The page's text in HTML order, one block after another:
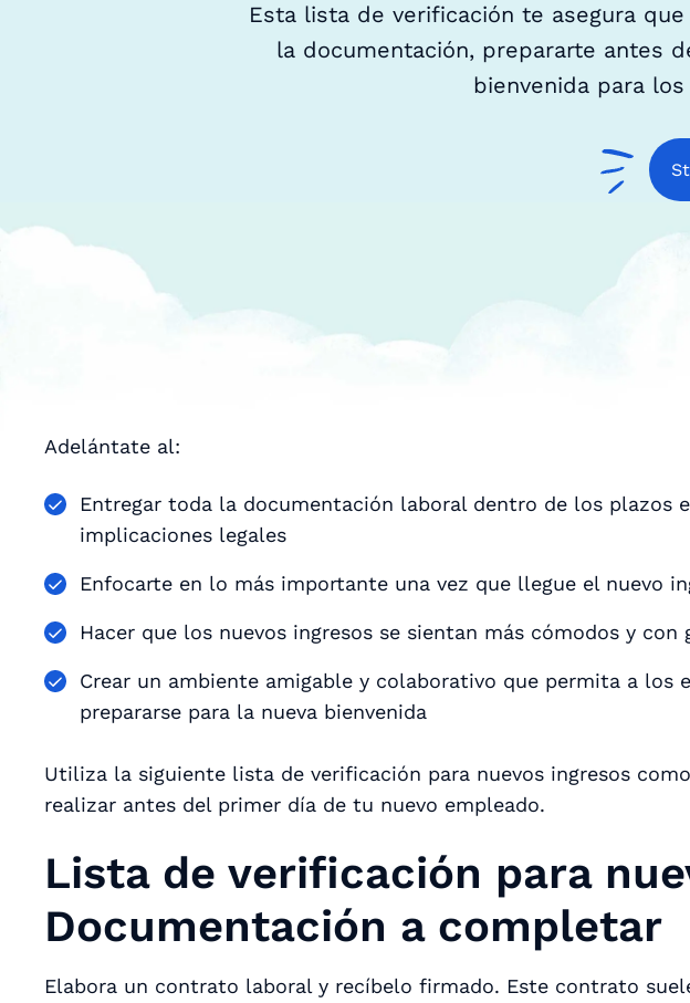
Esta lista de verificación te asegura
la documentación, prepararte antes
bienvenida para
Adelántate al:
Entregar toda la documentación laboral dentro de los plazos
implicaciones legales
Enfocarte en lo más importante una vez que llegue el nuevo
Hacer que los nuevos ingresos se sientan más cómodos y con
Crear un ambiente amigable y colaborativo que permita a los
prepararse para la nueva bienvenida
Utiliza la siguiente lista de verificación para nuevos ingresos
realizar antes del primer día de tu nuevo empleado.
Lista de verificación para
Documentación a completar
Elabora un contrato laboral y recíbelo firmado. Este contrato